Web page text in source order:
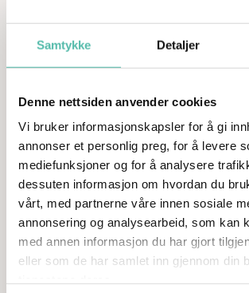
Samtykke Detaljer
Denne nettsiden anvender cookies
Vi bruker informasjonskapsler for å gi
annonser et personlig preg, for å levere
mediefunksjoner og for å analysere
dessuten informasjon om hvordan du
vårt, med partnerne våre innen sosiale
annonsering og analysearbeid, som kan
med annen informasjon du har gjort
eller som de har samlet inn gjennom din
Bovieran på Falkum i Skien. Nå er
glasstaket på, og sammen med Skien
og NBBLs direktør Bård Folke
de hvor fantastisk den 1400 m2
blir!
Se flere nyheter